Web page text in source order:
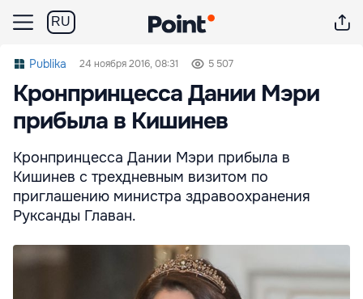
RU
Publika 24 ноября 2016, 08:31 5 507
Кронпринцесса Дании Мэри
прибыла в Кишинев
Кронпринцесса Дании Мэри прибыла в
Кишинев с трехдневным визитом по
приглашению министра здравоохранения
Руксанды Главан.